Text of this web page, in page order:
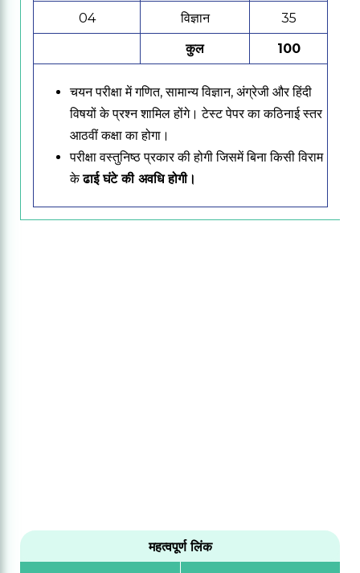
04 विज्ञान 35
कुल 100
चयन परीक्षा में गणित, सामान्य विज्ञान, अंग्रेजी और हिंदी
विषयों के प्रश्न शामिल होंगे।टेस्ट पेपर का कठिनाई स्तर
आठवीं कक्षा का होगा।
परीक्षा वस्तुनिष्ठ प्रकार की होगी जिसमेंबिना किसी विराम
केढाई घंटे की अवधि होगी।
महत्वपूर्ण लिंक